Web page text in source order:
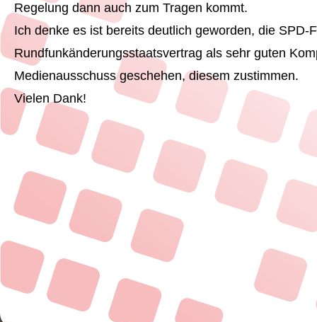
Regelung dann auch zum Tragen kommt.
Ich denke es ist bereits deutlich geworden, die
Rundfunkänderungsstaatsvertrag als sehr guten
Medienausschuss geschehen, diesem zustimmen.
Vielen Dank!